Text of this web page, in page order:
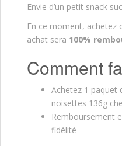
Envie d’un petit snack
En ce moment, achetez
achat sera 100%
Comment
Achetez 1 paquet
noisettes 136g
Remboursement
fidélité